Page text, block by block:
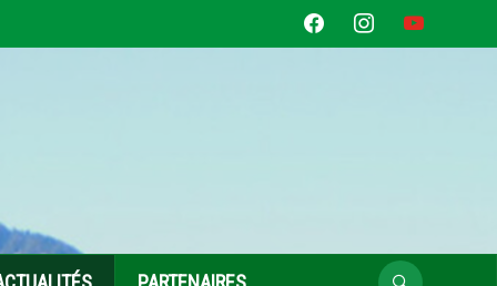
facebookinstagramyoutube